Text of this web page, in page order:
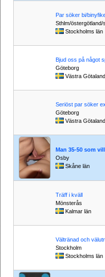
Par söker bi/
Sthlm/östergötland/
Stockholms län
Bjud oss på något
Göteborg
Västra
Seriöst par söker
Göteborg
Västra
Man 35-50 som
Osby
Skåne län
Träff i kväll
Mönsterås
Kalmar län
Vältränad och
Stockholm
Stockholms län